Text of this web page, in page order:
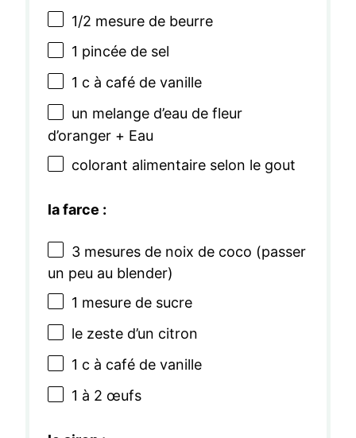
1/2 mesure de beurre
1 pincée de sel
1 c à café de vanille
un melange d’eau de fleur
d’oranger + Eau
colorant alimentaire selon le gout
la farce :
3mesures de noix de coco (passer
un peu au blender)
1 mesure de sucre
le zeste d’un citron
1 c à café de vanille
1 à 2 œufs